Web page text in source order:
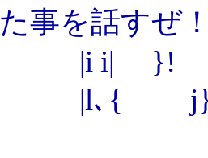
事を話すぜ
}! }} /
{ j} /